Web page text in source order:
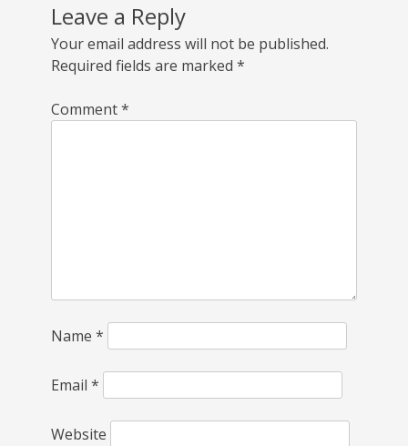
Leave a Reply
Your email address will not be published.
Required fields are marked *
Comment*
Name *
Email *
Website